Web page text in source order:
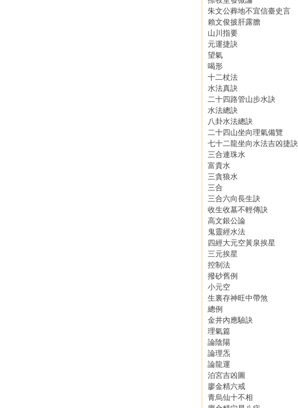
朱文公葬地不宜信臺史言
賴文俊披肝露膽
山川指要
元運捷訣
望氣
喝形
十二杖法
水法真訣
二十四路管山步水訣
水法總訣
八卦水法總訣
二十四山坐向理氣備覽
七十二龍坐向水法吉凶捷訣
三合連珠水
富貴水
三貪狼水
三合
三合六向長生訣
收生收墓不輕傳訣
高文銀公論
鬼靈經水法
四經大元空黃泉挨星
三元挨星
控制法
撥砂舊例
小元空
生裏存神旺中帶煞
總例
金井內應驗訣
理氣篇
論陰陽
論理炁
論龍運
泊宮吉凶圖
廖金精六戒
青烏仙十不相